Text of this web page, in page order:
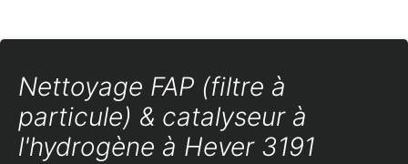
Nettoyage FAP (filtre à
particule) & catalyseur à
l'hydrogène à Hever 3191